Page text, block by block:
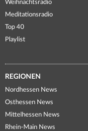
Weihnachtsradio
Meditationsradio
Top 40
Playlist
REGIONEN
Nordhessen News
Osthessen News
Mittelhessen News
Rhein-Main News